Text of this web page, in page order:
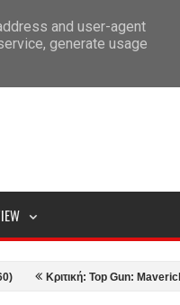
Top Gun: Maverick (2022)
and user-agent
generate usage